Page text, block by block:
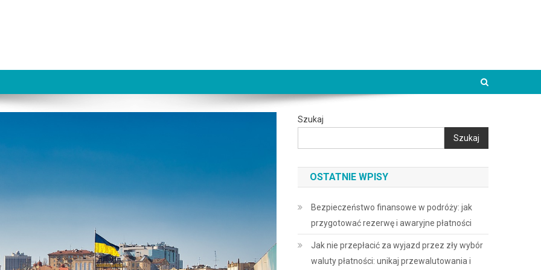
Szukaj
Szukaj
OSTATNIE WPISY
Bezpieczeństwo finansowe w podróży: jak
przygotować rezerwę i awaryjne płatności
Jak nie przepłacić za wyjazd przez zły wybór
waluty płatności: unikaj przewalutowania i